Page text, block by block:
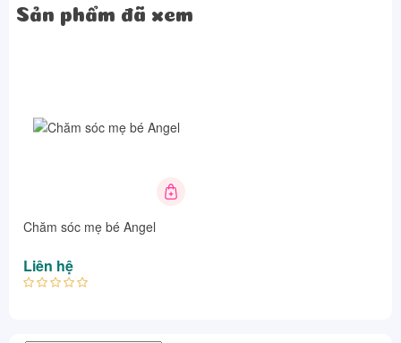
Sản phẩm đã xem
Chăm sóc mẹ bé Angel
Liên hệ